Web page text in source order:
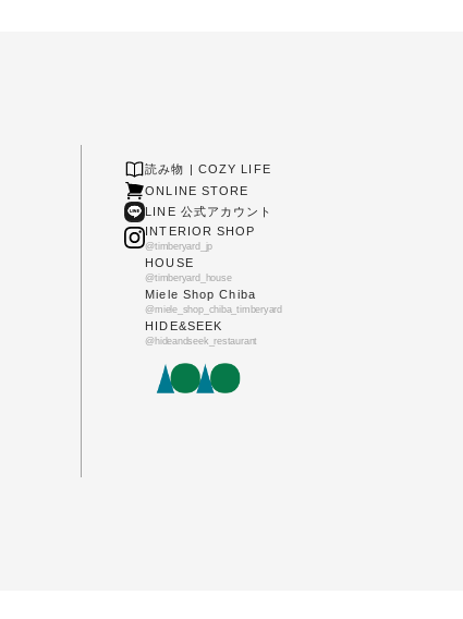
読み物 | COZY LIFE
ONLINE STORE
LINE 公式アカウント
INTERIOR SHOP
@timberyard_jp
HOUSE
@timberyard_house
Miele Shop Chiba
@miele_shop_chiba_timberyard
HIDE&SEEK
@hideandseek_restaurant